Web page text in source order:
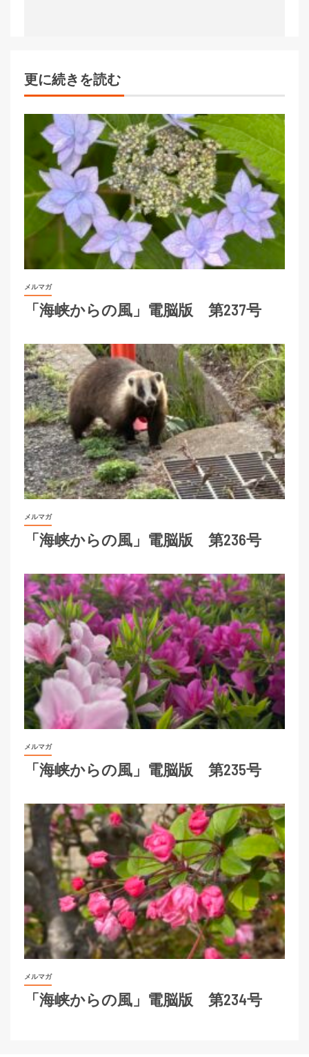
更に続きを読む
メルマガ
「海峡からの風」電脳版 第237号
メルマガ
「海峡からの風」電脳版 第236号
メルマガ
「海峡からの風」電脳版 第235号
メルマガ
「海峡からの風」電脳版 第234号